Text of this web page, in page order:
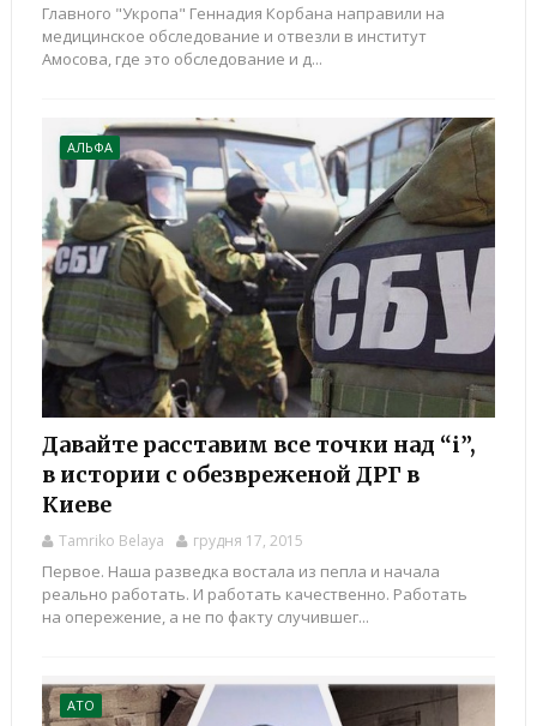
Главного "Укропа" Геннадия Корбана направили на
медицинское обследование и отвезли в институт
Амосова, где это обследование и д...
АЛЬФА
Давайте расставим все точки над “і”,
в истории с обезвреженой ДРГ в
Киеве
Tamriko Belaya грудня 17, 2015
Первое. Наша разведка востала из пепла и начала
реально работать. И работать качественно. Работать
на опережение, а не по факту случившег...
АТО